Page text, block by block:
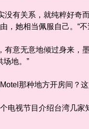
有关系，就纯粹好奇而
，她相当佩服自己。“
意无意地倾过身来，墨
场地。”
那种地方开房间？这
视节目介绍台湾几家